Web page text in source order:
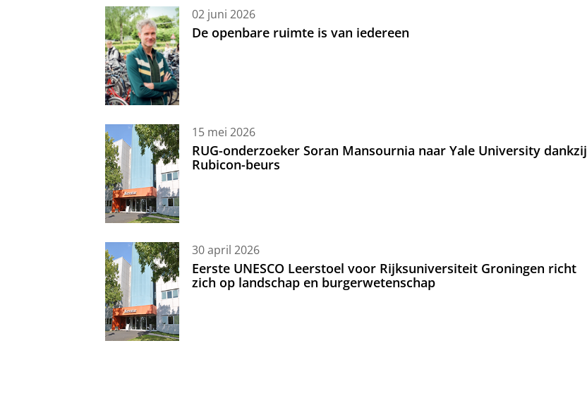
02 juni 2026
De openbare ruimte is van iedereen
15 mei 2026
RUG-onderzoeker Soran Mansournia naar Yale University dankzij
Rubicon-beurs
30 april 2026
Eerste UNESCO Leerstoel voor Rijksuniversiteit Groningen richt
zich op landschap en burgerwetenschap